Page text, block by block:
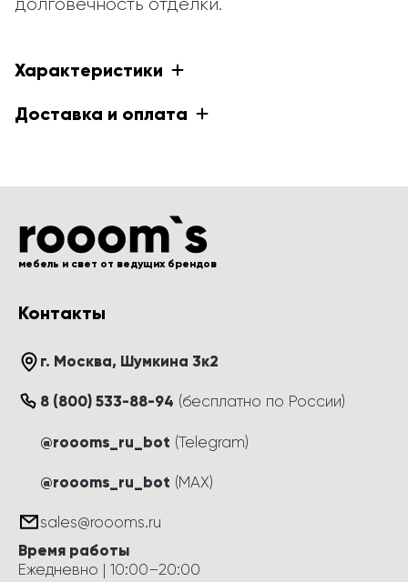
Характеристики
Доставка и оплата
мебель и свет от ведущих брендов
Контакты
г. Москва, Шумкина 3к2
8 (800) 533-88-94 (бесплатно по России)
@roooms_ru_bot (Telegram)
@roooms_ru_bot (MAX)
sales@roooms.ru
Время работы
Ежедневно | 10:00–20:00